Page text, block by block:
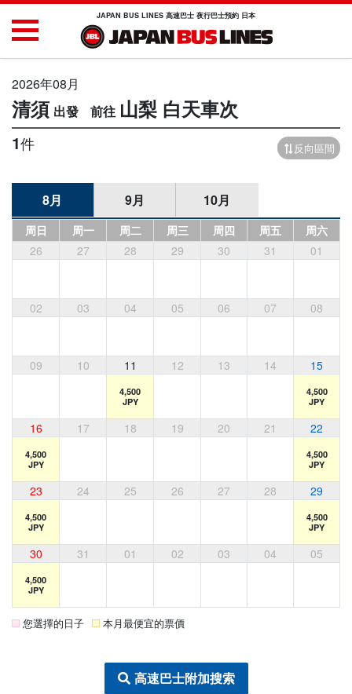
JAPAN BUS LINES 高速巴士 夜行巴士預約 日本
2026年08月
清須 山梨 白天車次
1件 反向區間
8月 9月 10月
周日 周一 周二 周三 周四 周五
周六
26
27 28 29 30 31 01
02 03 04 05 06 07 08
09 10 11 12 13 14 15
4,500
JPY
4,500
JPY
16 17 18 19 20 21 22
4,500
JPY
4,500
JPY
23 24 25 26 27 28 29
4,500
JPY
4,500
JPY
30 31 01 02 03 04 05
4,500
JPY
您選擇的日子 本月最便宜的票價
高速巴士附加搜索